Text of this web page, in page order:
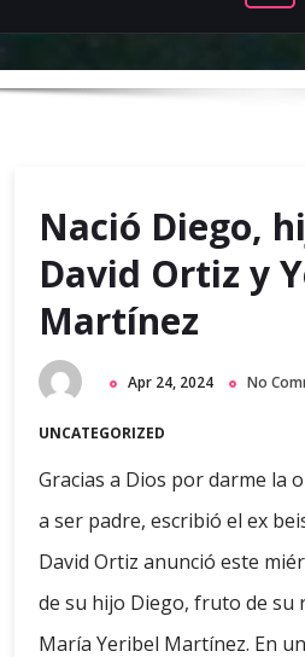
Nació Diego,
David Ortiz y
Martínez
Apr 24, 2024 No
UNCATEGORIZED
Gracias a Dios por darme la
a ser padre, escribió el ex
David Ortiz anunció este
de su hijo Diego, fruto de su
María Yeribel Martínez. En